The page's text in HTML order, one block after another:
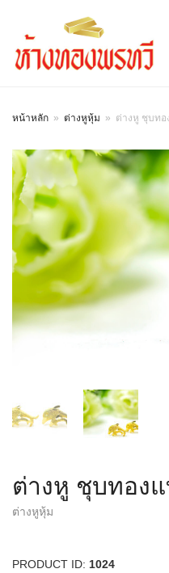
หน้าหลัก » ต่างหูหุ้ม » ต่างหู ชุบทอ
ต่างหู ชุบทอง
ต่างหูหุ้ม
PRODUCT ID: 1024